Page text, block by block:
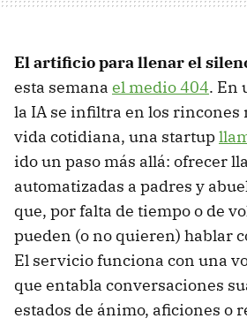
El artificio para llenar el
esta semana el medio 404. En
la IA se infiltra en los rincones
vida cotidiana, una startup
ido un paso más allá: ofrecer
automatizadas a padres y
que, por falta de tiempo o de
pueden (o no quieren) hablar
El servicio funciona con una
que entabla conversaciones
estados de ánimo, aficiones o